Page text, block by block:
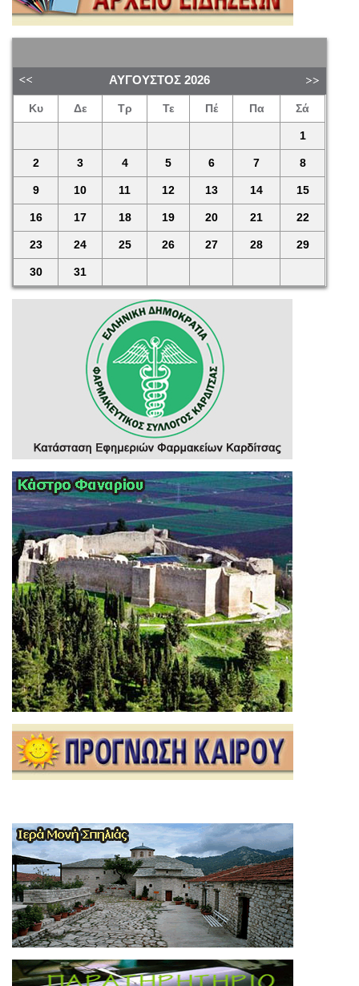
ΑΎΓΟΥΣΤΟΣ 2026
Κυ Δε Τρ Τε Πέ Πα Σά
1
2 3 4 5 6 7 8
9 10 11 12 13 14 15
16 17 18 19 20 21 22
23 24 25 26 27 28 29
30 31